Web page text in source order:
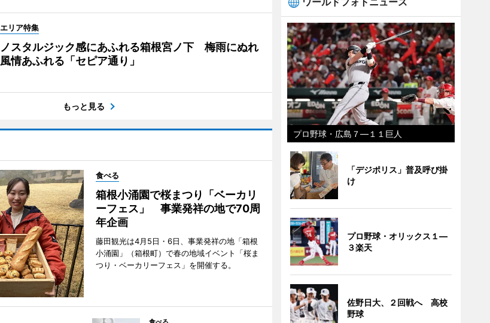
エリア特集
ノスタルジック感にあふれる箱根宮ノ下 梅雨にぬれ
風情あふれる「セピア通り」
もっと見る
食べる
箱根小涌園で桜まつり「ベーカリ
ーフェス」 事業発祥の地で70周
年企画
藤田観光は4月5日・6日、事業発祥の地「箱根
小涌園」（箱根町）で春の地域イベント「桜ま
つり・ベーカリーフェス」を開催する。
プロ野球・広島７―１１巨人
「デジポリス」普及呼び掛
け
プロ野球・オリックス１―
３楽天
佐野日大、２回戦へ 高校
野球